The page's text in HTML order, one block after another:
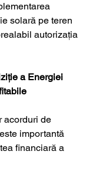
solară pe teren
autorizația
a Energiei
acorduri de
importantă
financiară a